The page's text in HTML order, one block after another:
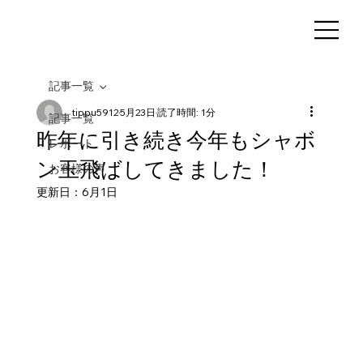
記事一覧
レポート
お客様の声
記事一覧
昨年に引き続き今年もシャボ
ン玉飛ばしてきました！
tippu59125月23日 読了時間: 1分
更新日： 6月1日